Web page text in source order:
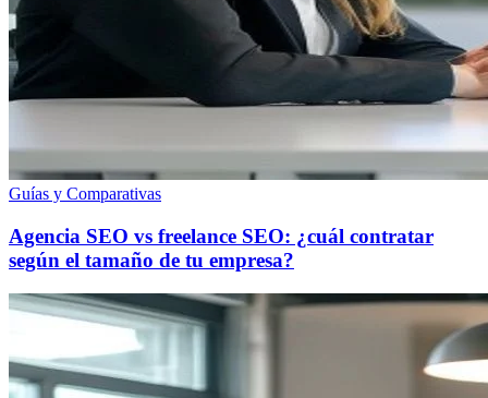
Guías y Comparativas
Agencia SEO vs freelance SEO: ¿cuál contratar
según el tamaño de tu empresa?